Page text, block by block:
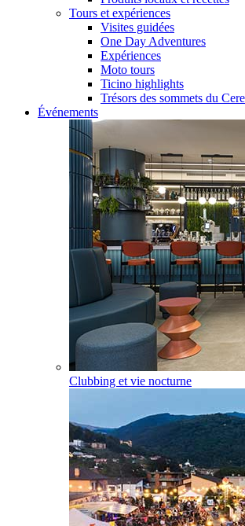
Tours et expériences
Visites guidées
One Day Adventures
Expériences
Moto tours
Ticino highlights
Trésors des sommets du
Événements
Clubbing et vie nocturne